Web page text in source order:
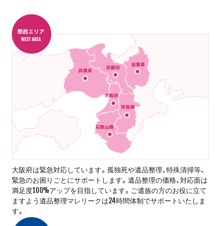
大阪府は緊急対応しています。孤独死や遺品整理、特殊清掃等、
緊急のお困りごとにサポートします。遺品整理の価格、対応面は
満足度100%アップを目指しています。ご遺族の方のお役に立て
ますよう遺品整理マレリークは24時間体制でサポートいたしま
す。